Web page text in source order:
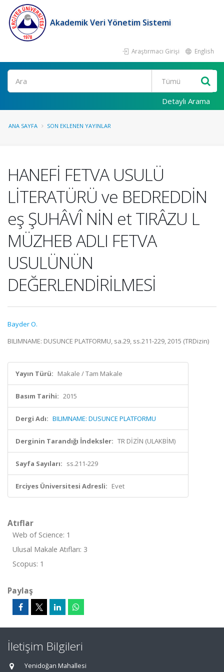
Akademik Veri Yönetim Sistemi
Araştırmacı Girişi English
Ara
Detaylı Arama
ANA SAYFA SON EKLENEN YAYINLAR
HANEFİ FETVA USULÜ
LİTERATÜRÜ ve BEDREDDİN
eş ŞUHÂVÎ NİN et TIRÂZU L
MÜZHEB ADLI FETVA
USULÜNÜN
DEĞERLENDİRİLMESİ
Bayder O.
BILIMNAME: DUSUNCE PLATFORMU, sa.29, ss.211-229, 2015 (TRDizin)
Yayın Türü: Makale / Tam Makale
Basım Tarihi: 2015
Dergi Adı: BILIMNAME: DUSUNCE PLATFORMU
Derginin Tarandığı İndeksler: TR DİZİN (ULAKBİM)
Sayfa Sayıları: ss.211-229
Erciyes Üniversitesi Adresli: Evet
Atıflar
Web of Science: 1
Ulusal Makale Atıfları: 3
Scopus: 1
Paylaş
İletişim Bilgileri
Yenidoğan Mahallesi